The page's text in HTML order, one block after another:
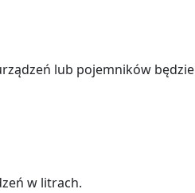
lub pojemników będzie
w litrach.